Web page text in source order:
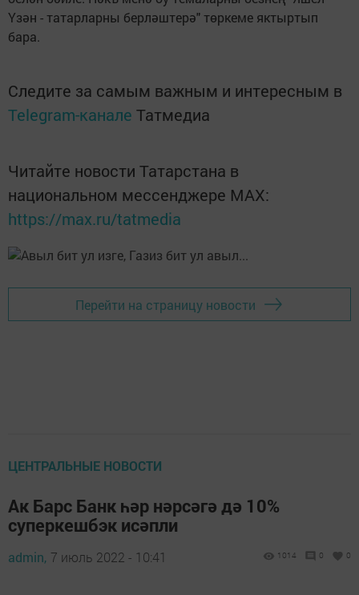
Үзән - татарларны берләштерә" төркеме яктыртып
бара.
Следите за самым важным и интересным в
Telegram-канале Татмедиа
Читайте новости Татарстана в
национальном мессенджере MАХ:
https://max.ru/tatmedia
Перейти на страницу новости
ЦЕНТРАЛЬНЫЕ НОВОСТИ
Ак Барс Банк һәр нәрсәгә дә 10%
суперкешбэк исәпли
admin, 7 июль 2022 - 10:41 1014 0 0